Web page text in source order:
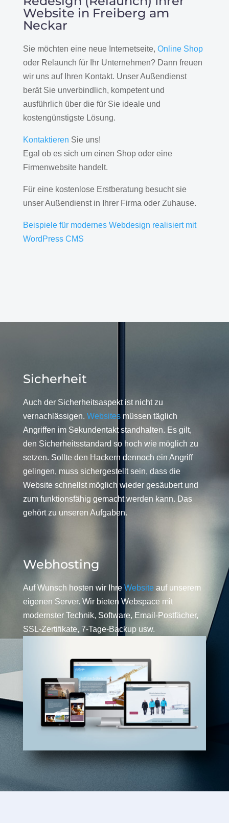
Website in Freiberg am
Neckar
Sie möchten eine neue Internetseite, Online Shop
oder Relaunch für Ihr Unternehmen? Dann freuen
wir uns auf Ihren Kontakt. Unser Außendienst
berät Sie unverbindlich, kompetent und
ausführlich über die für Sie ideale und
kostengünstigste Lösung.
Kontaktieren Sie uns!
Egal ob es sich um einen Shop oder eine
Firmenwebsite handelt.
Für eine kostenlose Erstberatung besucht sie
unser Außendienst in Ihrer Firma oder Zuhause.
Beispiele für modernes Webdesign realisiert mit
WordPress CMS
Sicherheit
Auch der Sicherheitsaspekt ist nicht zu
vernachlässigen. Websitesmüssen täglich
Angriffen im Sekundentakt standhalten. Es gilt,
den Sicherheitsstandard so hoch wie möglich zu
setzen. Sollte den Hackern dennoch ein Angriff
gelingen, muss sichergestellt sein, dass die
Website schnellst möglich wieder gesäubert und
zum funktionsfähig gemacht werden kann. Das
gehört zu unseren Aufgaben.
Webhosting
Auf Wunsch hosten wir Ihre Website auf unserem
eigenen Server. Wir bieten Webspace mit
modernster Technik, Software, Email-Postfächer,
SSL-Zertifikate, 7-Tage-Backup usw.